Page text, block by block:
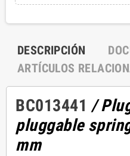
DESCRIPCIÓN
ARTÍCULOS
BC013441/
pluggable
mm